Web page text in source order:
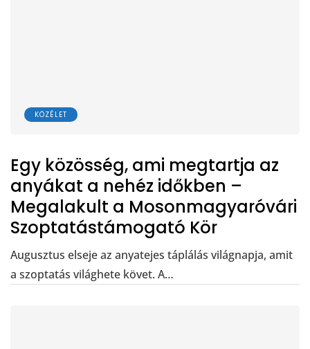
KÖZÉLET
Egy közösség, ami megtartja az
anyákat a nehéz időkben –
Megalakult a Mosonmagyaróvári
Szoptatástámogató Kör
Augusztus elseje az anyatejes táplálás világnapja, amit
a szoptatás világhete követ. A…